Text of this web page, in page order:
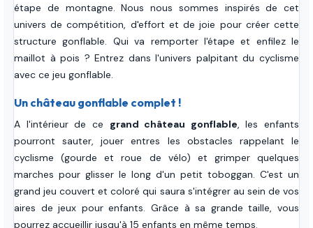
étape de montagne. Nous nous sommes inspirés de cet
univers de compétition, d'effort et de joie pour créer cette
structure gonflable. Qui va remporter l'étape et enfilez le
maillot à pois ? Entrez dans l'univers palpitant du cyclisme
avec ce jeu gonflable.
Un château gonflable complet !
A l'intérieur de ce grand château gonflable, les enfants
pourront sauter, jouer entres les obstacles rappelant le
cyclisme (gourde et roue de vélo) et grimper quelques
marches pour glisser le long d'un petit toboggan. C'est un
grand jeu couvert et coloré qui saura s'intégrer au sein de vos
aires de jeux pour enfants. Grâce à sa grande taille, vous
pourrez accueillir jusqu'à 15 enfants en même temps.